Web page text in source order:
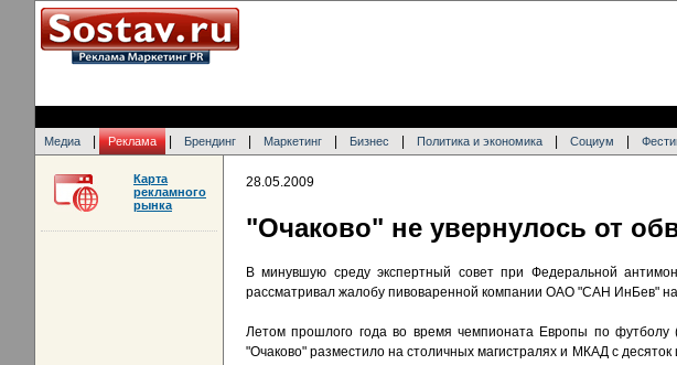
Медиа Реклама Брендинг Маркетинг Бизнес Политика и экономика Социум
28.05.2009
"Очаково" не увернулось от
В минувшую среду экспертный совет при Федеральной
рассматривал жалобу пивоваренной компании ОАО "САН ИнБев"
Летом прошлого года во время чемпионата Европы по футболу
"Очаково" разместило на столичных магистралях и МКАД с
Карта
рекламного
рынка